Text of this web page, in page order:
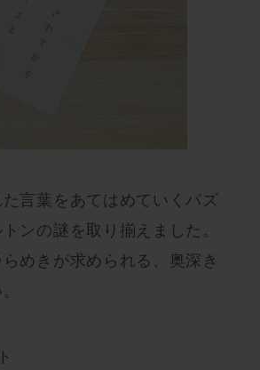
言葉をあてはめていくパズ
ンの謎を取り揃えました。
めきが求められる、奥深き